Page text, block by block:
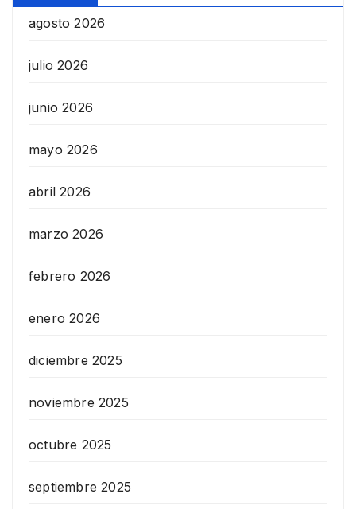
agosto 2026
julio 2026
junio 2026
mayo 2026
abril 2026
marzo 2026
febrero 2026
enero 2026
diciembre 2025
noviembre 2025
octubre 2025
septiembre 2025